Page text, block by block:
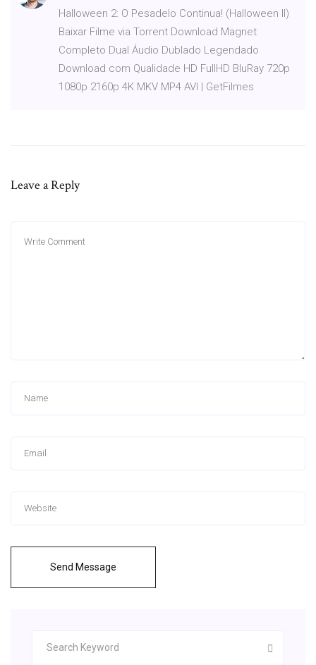
Halloween 2: O Pesadelo Continua! (Halloween II)
Baixar Filme via Torrent Download Magnet
Completo Dual Áudio Dublado Legendado
Download com Qualidade HD FullHD BluRay 720p
1080p 2160p 4K MKV MP4 AVI | GetFilmes
Leave a Reply
Send Message